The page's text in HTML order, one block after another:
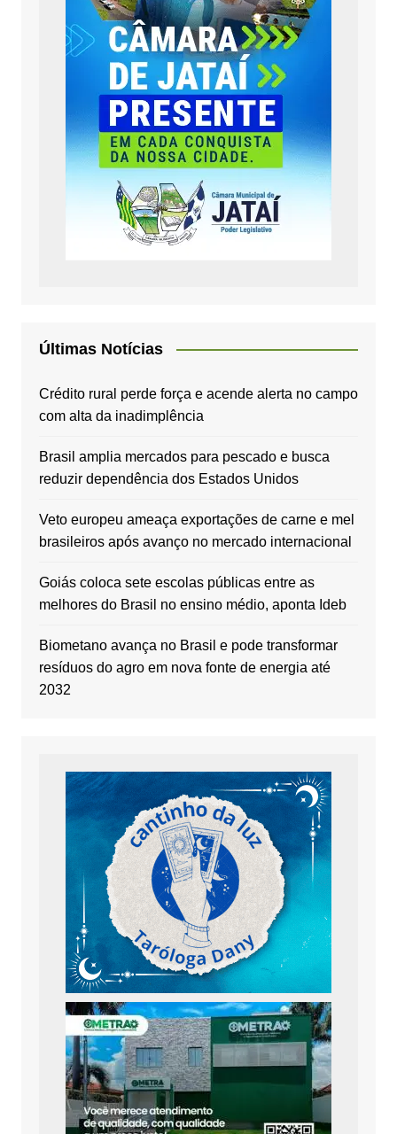
Últimas Notícias
Crédito rural perde força e acende alerta no campo
com alta da inadimplência
Brasil amplia mercados para pescado e busca
reduzir dependência dos Estados Unidos
Veto europeu ameaça exportações de carne e mel
brasileiros após avanço no mercado internacional
Goiás coloca sete escolas públicas entre as
melhores do Brasil no ensino médio, aponta Ideb
Biometano avança no Brasil e pode transformar
resíduos do agro em nova fonte de energia até
2032